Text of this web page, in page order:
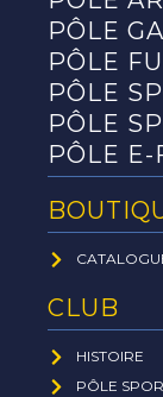
CLUB
HISTOIRE
PÔLE
PÔLE
PÔLE
PÔLE
PÔLE
PÔLE E-